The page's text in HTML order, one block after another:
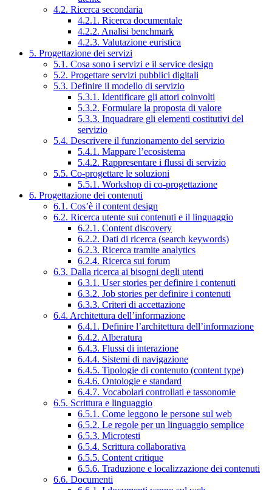
4.2. Ricerca secondaria
4.2.1. Ricerca documentale
4.2.2. Analisi benchmark
4.2.3. Valutazione euristica
5. Progettazione dei servizi
5.1. Cosa sono i servizi e il service design
5.2. Progettare servizi pubblici digitali
5.3. Definire il modello di servizio
5.3.1. Identificare gli attori coinvolti
5.3.2. Formulare la proposta di valore
5.3.3. Inquadrare gli elementi costitutivi del
servizio
5.4. Descrivere il funzionamento del servizio
5.4.1. Mappare l’ecosistema
5.4.2. Rappresentare i flussi di servizio
5.5. Co-progettare le soluzioni
5.5.1. Workshop di co-progettazione
6. Progettazione dei contenuti
6.1. Cos’è il content design
6.2. Ricerca utente sui contenuti e il linguaggio
6.2.1. Content discovery
6.2.2. Dati di ricerca (search keywords)
6.2.3. Ricerca tramite analytics
6.2.4. Ricerca sui forum
6.3. Dalla ricerca ai bisogni degli utenti
6.3.1. User stories per definire i contenuti
6.3.2. Job stories per definire i contenuti
6.3.3. Criteri di accettazione
6.4. Architettura dell’informazione
6.4.1. Definire l’architettura dell’informazione
6.4.2. Alberatura
6.4.3. Flussi di interazione
6.4.4. Sistemi di navigazione
6.4.5. Tipologie di contenuto (content type)
6.4.6. Ontologie e standard
6.4.7. Vocabolari controllati e tassonomie
6.5. Scrittura e linguaggio
6.5.1. Come leggono le persone sul web
6.5.2. Le regole per un linguaggio semplice
6.5.3. Microtesti
6.5.4. Scrittura collaborativa
6.5.5. Content critique
6.5.6. Traduzione e localizzazione dei contenuti
6.6. Documenti